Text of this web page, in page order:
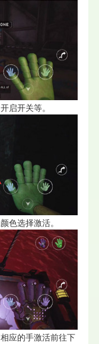
启开关等。
色选择激活。
应的手激活前往下